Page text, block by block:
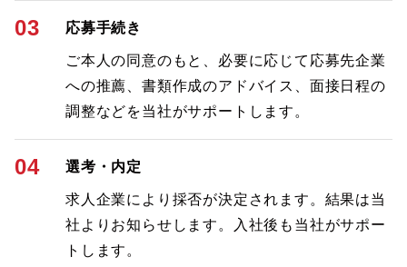
03 応募手続き
ご本人の同意のもと、必要に応じて応募先企業
への推薦、書類作成のアドバイス、面接日程の
調整などを当社がサポートします。
04 選考・内定
求人企業により採否が決定されます。結果は当
社よりお知らせします。入社後も当社がサポー
トします。